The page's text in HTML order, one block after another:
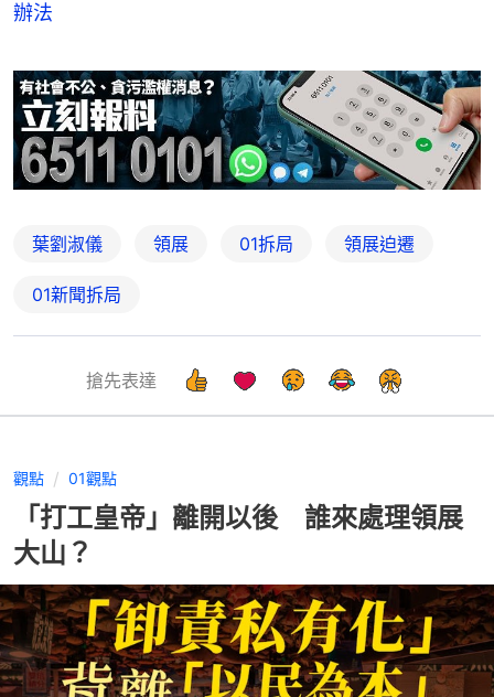
辦法
葉劉淑儀 領展 01拆局 領展迫遷
01新聞拆局
搶先表達
觀點 01觀點
「打工皇帝」離開以後 誰來處理領展
大山？